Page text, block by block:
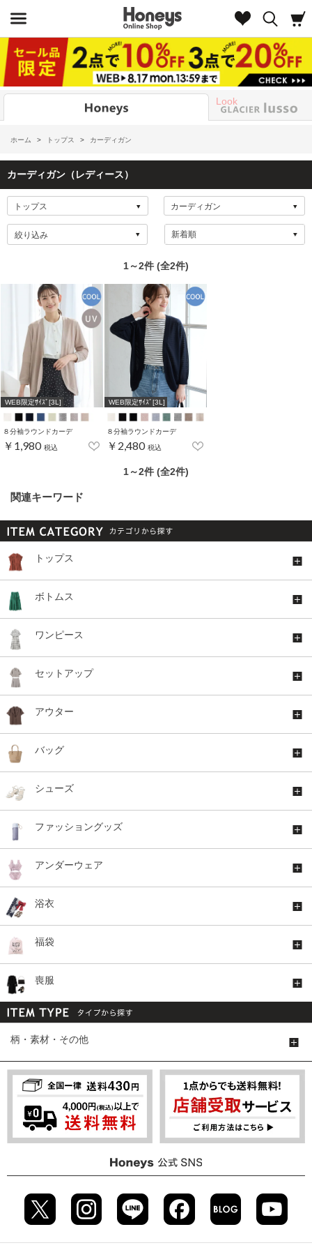
Look
ホーム > トップス > カーディガン
カーディガン（レディース）
絞り込み
1～2件 (全2件)
WEB限定ｻｲｽﾞ[3L]
８分袖ラウンドカーデ
￥1,980 税込
WEB限定ｻｲｽﾞ[3L]
８分袖ラウンドカーデ
￥2,480 税込
1～2件 (全2件)
関連キーワード
トップス
ボトムス
ワンピース
セットアップ
アウター
バッグ
シューズ
ファッショングッズ
アンダーウェア
浴衣
福袋
喪服
柄・素材・その他